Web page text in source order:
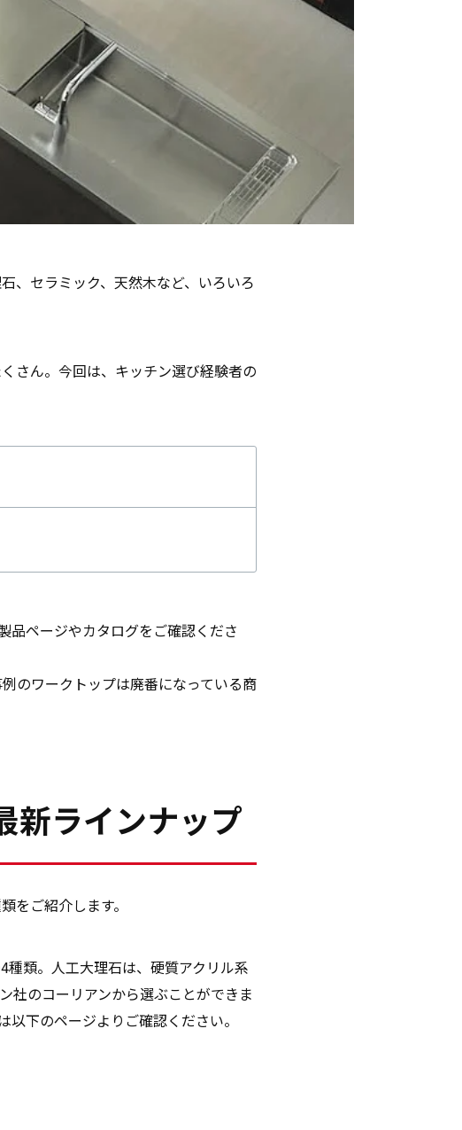
、セラミック、天然木など、いろいろ
さん。今回は、キッチン選び経験者の
品ページやカタログをご確認くださ
のワークトップは廃番になっている商
新ラインナップ
をご紹介します。
類。人工大理石は、硬質アクリル系
社のコーリアンから選ぶことができま
下のページよりご確認ください。